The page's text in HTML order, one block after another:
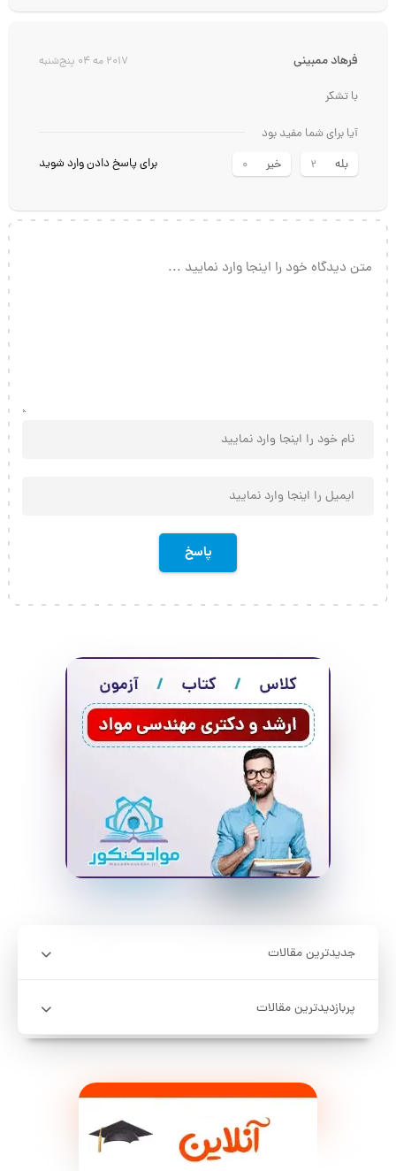
جدیدترین مقالات
پربازدیدترین مقالات
فرهاد ممبینی 2017 مه 04 پنج‌شنبه
با تشکر
آیا برای شما مفید بود
بله
2 خیر 0 برای پاسخ دادن وارد شوید